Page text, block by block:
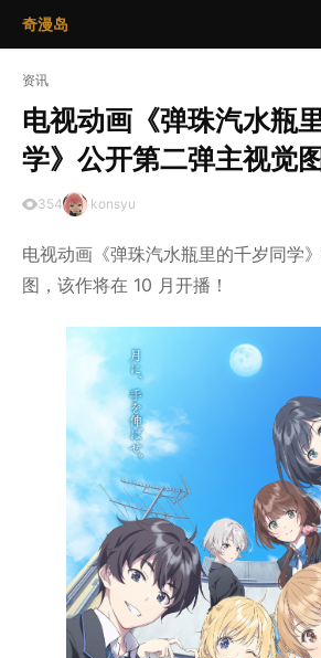
奇漫岛
资讯
电视动画《弹珠汽水瓶
学》公开第二弹主视觉图
354 konsyu
电视动画《弹珠汽水瓶里的千岁同学
图，该作将在 10 月开播！